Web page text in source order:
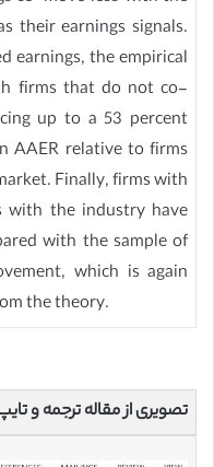
their earnings signals.
earnings, the empirical
firms that do not co-
up to a 53 percent
AAER relative to firms
Finally, firms with
with the industry have
with the sample of
which is again
the theory.
تصویری از مقاله ترجمه و